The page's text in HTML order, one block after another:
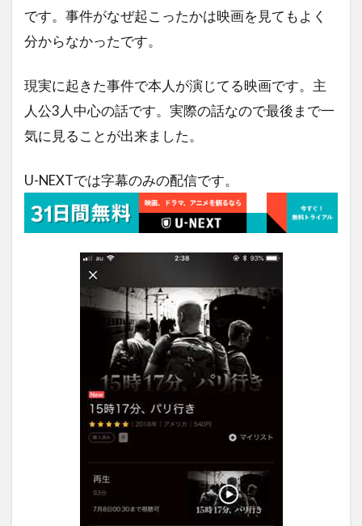
です。事件がなぜ起こったかは映画を見てもよく
分からなかったです。
現実に起きた事件で本人が演じてる映画です。主
人公3人中心の話です。実際の話なので最後まで一
気に見ることが出来ました。
U-NEXTでは字幕のみの配信です。